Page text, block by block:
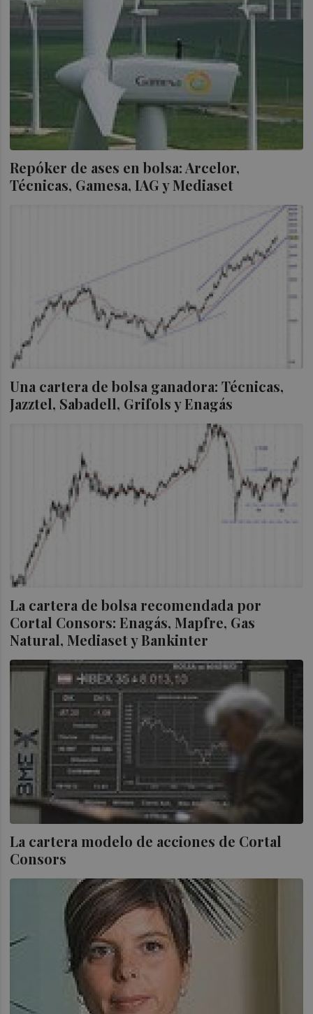
Repóker de ases en bolsa: Arcelor,
Técnicas, Gamesa, IAG y Mediaset
Una cartera de bolsa ganadora: Técnicas,
Jazztel, Sabadell, Grifols y Enagás
La cartera de bolsa recomendada por
Cortal Consors: Enagás, Mapfre, Gas
Natural, Mediaset y Bankinter
La cartera modelo de acciones de Cortal
Consors